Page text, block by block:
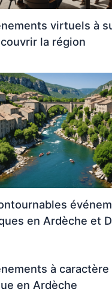
virtuels à
la région
en Ardèche et
à caractère
en Ardèche